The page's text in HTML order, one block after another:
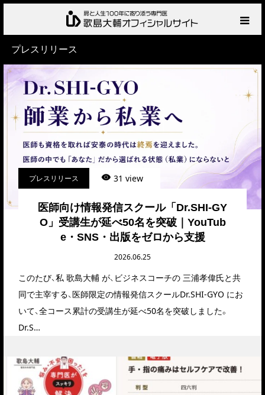
プレスリリース
プレスリリース 31 view
医師向け情報発信スクール「Dr.SHI-GY
O」受講生が延べ50名を突破｜YouTub
e・SNS・出版をゼロから支援
2026.06.25
このたび、私 歌島大輔 が、ビジネスコーチの 三浦孝偉氏と共
同で主宰する、医師限定の情報発信スクールDr.SHI-GYO にお
いて、全コース累計の受講生が延べ50名を突破しました。
Dr.S…
HOME
プロフィール
サービス
肩の診察・相談の流れ
お知らせ
BLOG